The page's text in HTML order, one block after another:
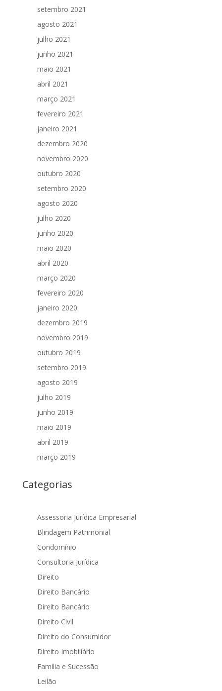
setembro 2021
agosto 2021
julho 2021
junho 2021
maio 2021
abril 2021
março 2021
fevereiro 2021
janeiro 2021
dezembro 2020
novembro 2020
outubro 2020
setembro 2020
agosto 2020
julho 2020
junho 2020
maio 2020
abril 2020
março 2020
fevereiro 2020
janeiro 2020
dezembro 2019
novembro 2019
outubro 2019
setembro 2019
agosto 2019
julho 2019
junho 2019
maio 2019
abril 2019
março 2019
Categorias
Assessoria Jurídica Empresarial
Blindagem Patrimonial
Condomínio
Consultoria Jurídica
Direito
Direito Bancário
Direito Bancário
Direito Civil
Direito do Consumidor
Direito Imobiliário
Família e Sucessão
Leilão